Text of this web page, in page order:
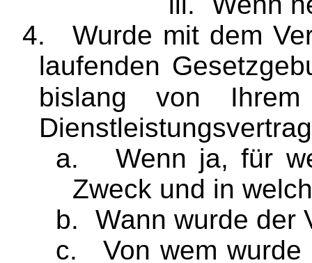
4.
Wurde mit dem
laufenden
bislang von
a.
Wenn ja, für
Zweck und in
b.
Wann wurde der
c.
Von wem